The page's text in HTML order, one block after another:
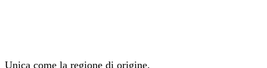
Unica come la regione di origine.